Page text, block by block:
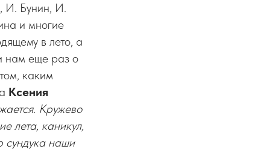
И. Бунин, И.
и многие
в лето, а
нам еще раз о
каким
Ксения
Кружево
лета, каникул,
сундука наши